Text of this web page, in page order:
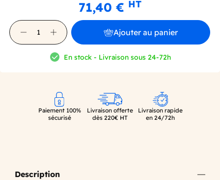
71,40 € HT
Ajouter au panier
En stock - Livraison sous 24-72h
Paiement 100%
sécurisé
Livraison offerte
dès 220€ HT
Livraison rapide
en 24/72h
Description